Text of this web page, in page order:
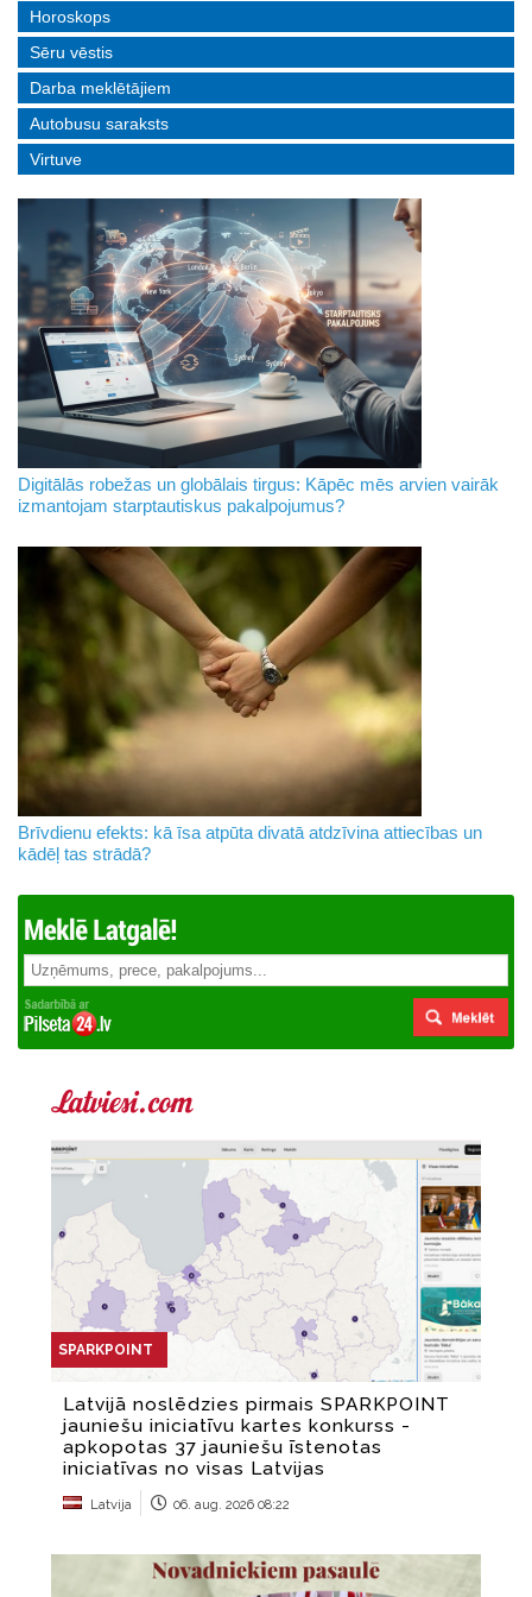
Horoskops
Sēru vēstis
Darba meklētājiem
Autobusu saraksts
Virtuve
Digitālās robežas un globālais tirgus: Kāpēc mēs arvien vairāk
izmantojam starptautiskus pakalpojumus?
Brīvdienu efekts: kā īsa atpūta divatā atdzīvina attiecības un
kādēļ tas strādā?